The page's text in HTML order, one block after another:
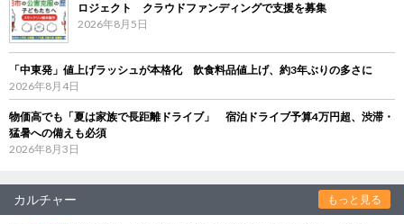
ロジェクト クラウドファンディングで支援を募集
2026年8月5日
「中東発」値上げラッシュが本格化 飲食料品値上げ、約3年ぶりの多さに
2026年8月4日
物価高でも「夏は家族で長距離ドライブ」 宿泊ドライブ予算4万円超、渋滞・
猛暑への備えも必須
2026年8月3日
カルチャー もっと見る